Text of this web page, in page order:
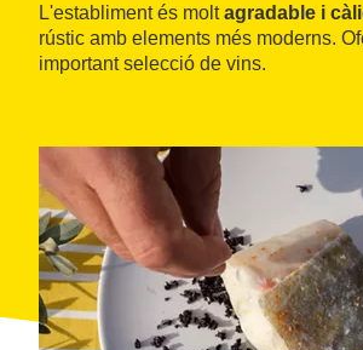
L'establiment és moltagradable i
rústic amb elements més moderns.
important selecció de vins.